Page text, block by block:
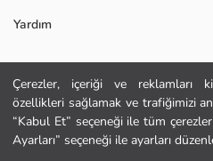
Çerezler, içeriği ve reklamları
özellikleri sağlamak ve trafiğimizi
“Kabul Et” seçeneği ile tüm
Ayarları” seçeneği ile ayarları
KURU TEMİZLEME YAPILABİLİR
DÜŞÜK SICAKLIKTA ÜTÜLEYİNİZ
TAMBURLU KURUTMA YAPMAYINIZ
Yardım
İade
Site Haritası